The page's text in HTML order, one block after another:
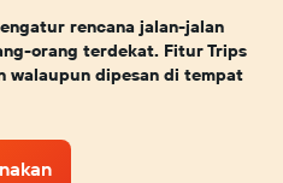
rencana jalan-jalan
orang terdekat. Fitur Trips
walaupun dipesan di tempat